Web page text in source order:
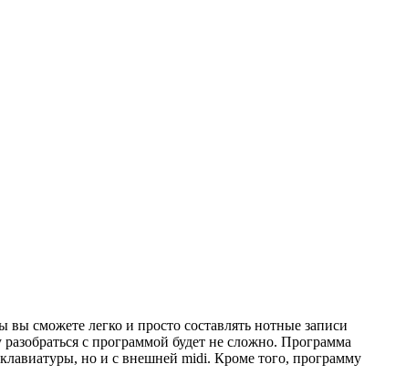
сможете легко и просто составлять нотные записи
с программой будет не сложно. Программа
но и с внешней midi. Кроме того, программу